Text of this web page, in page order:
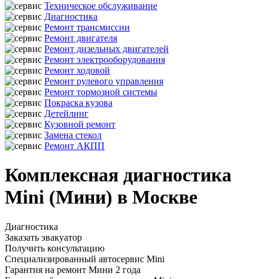
Техническое обслуживание
Диагностика
Ремонт трансмиссии
Ремонт двигателя
Ремонт дизельных двигателей
Ремонт электрооборудования
Ремонт ходовой
Ремонт рулевого управления
Ремонт тормозной системы
Покраска кузова
Детейлинг
Кузовной ремонт
Замена стекол
Ремонт АКПП
Комплексная диагностика
Mini (Мини) в Москве
Диагностика
Заказать эвакуатор
Получить консультацию
Специализированный автосервис Mini
Гарантия на ремонт Мини 2 года